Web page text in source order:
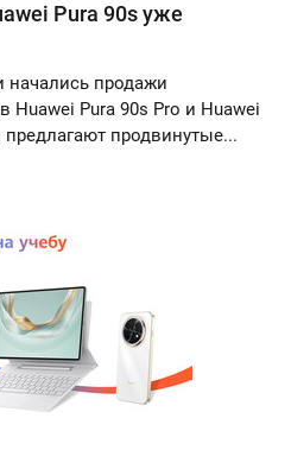
Pura 90s уже
начались продажи
Pura 90s Pro и Huawei
продвинутые...